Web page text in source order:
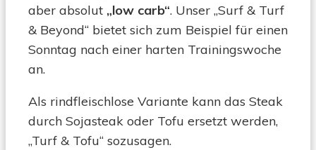
aber absolut „low carb“. Unser „Surf & Turf
& Beyond“ bietet sich zum Beispiel für einen
Sonntag nach einer harten Trainingswoche
an.
Als rindfleischlose Variante kann das Steak
durch Sojasteak oder Tofu ersetzt werden,
„Turf & Tofu“ sozusagen.